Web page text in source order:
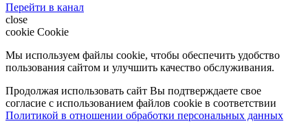
Перейти в канал
close
cookie Cookie
Мы используем файлы cookie, чтобы обеспечить удобство
пользования сайтом и улучшить качество обслуживания.
Продолжая использовать сайт Вы подтверждаете свое
согласие с использованием файлов cookie в соответствии
Политикой в отношении обработки персональных данных